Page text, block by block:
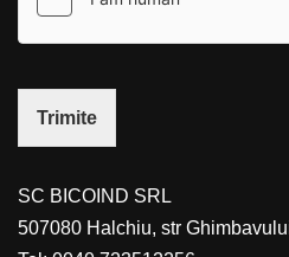
Trimite
SC BICOIND SRL
507080 Halchiu, str